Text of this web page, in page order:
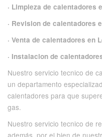
· Limpieza de calentadores
· Revision de calentadores
· Venta de calentadores en
· Instalacion de
Nuestro servicio tecnico de
un departamento
calentadores para que
gas.
Nuestro servicio tecnico de